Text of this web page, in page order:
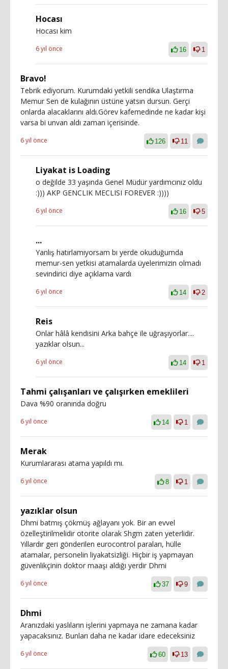
Hocası
Hocası kim
6 yıl önce 16 1
Bravo!
Tebrik ediyorum. Kurumdaki yetkili sendika Ulaştırma
Memur Sen de kulağının üstüne yatsın dursun. Gerçi
onlarda alacaklarını aldı.Görev kafemedinde ne kadar kişi
varsa bi unvan aldı zaman içerisinde.
6 yıl önce 126 11
Liyakat is Loading
o değilde 33 yaşında Genel Müdür yardımcınız oldu
:))) AKP GENCLIK MECLISI FOREVER :))))
6 yıl önce 16 5
...
Yanlış hatırlamıyorsam bı yerde okuduğumda
memur-sen yetkisi atamalarda üyelerimizin olmadı
sevindirici diye açıklama vardı
6 yıl önce 14 2
Reis
Onlar hâlâ kendisini Arka bahçe ile uğraşıyorlar....
yazıklar olsun...
6 yıl önce 14 1
Tahmi çalışanları ve çalışırken emeklileri
Dava %90 oranında doğru
6 yıl önce 14 1
Merak
Kurumlararası atama yapıldı mı.
6 yıl önce 8 1
yazıklar olsun
Dhmi batmış çökmüş ağlayanı yok. Bir an evvel
özelleştirilmelidir otorite olarak Shgm zaten yeterlidir.
Yıllardır geri gönderilen eurocontrol paraları, hülle
atamalar, personelin liyakatsizliği. Hiçbir iş yapmayan
güvenlikçinin doktor maaşı aldığı yerdir Dhmi
6 yıl önce 37 9
Dhmi
Aranızdaki yaslıların işlerini yapmaya ne zamana kadar
yapacaksınız. Bunları daha ne kadar idare edeceksiniz
6 yıl önce 60 13